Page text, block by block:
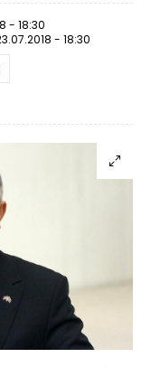
- 18:30
- 18:30